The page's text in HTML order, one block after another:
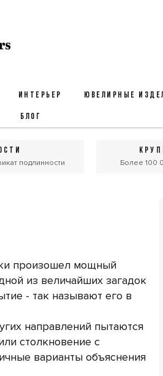
ИНТЕРЬЕР ЮВЕЛИРНЫЕ
БЛОГ
подлинности
Более 100
произошел мощный
из величайших загадок
- так называют его в
направлений пытаются
столкновение с
варианты объяснения